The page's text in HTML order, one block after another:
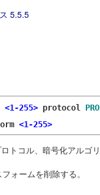
5.5.5
<1-255> protocol
<1-255>
トコル、暗号化アル
ォームを削除する。